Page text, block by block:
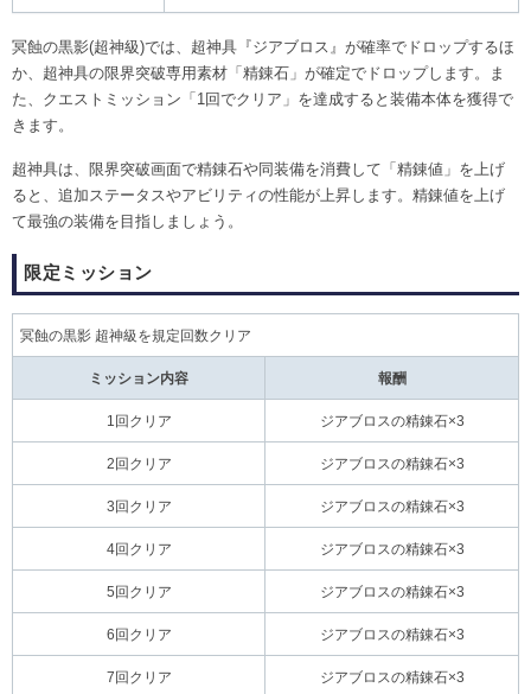
冥蝕の黒影(超神級)では、超神具『ジアブロス』が確率でドロップするほ
か、超神具の限界突破専用素材「精錬石」が確定でドロップします。ま
た、クエストミッション「1回でクリア」を達成すると装備本体を獲得で
きます。
超神具は、限界突破画面で精錬石や同装備を消費して「精錬値」を上げ
ると、追加ステータスやアビリティの性能が上昇します。精錬値を上げ
て最強の装備を目指しましょう。
限定ミッション
冥蝕の黒影 超神級を規定回数クリア
ミッション内容 報酬
1回クリア ジアブロスの精錬石×3
2回クリア ジアブロスの精錬石×3
3回クリア ジアブロスの精錬石×3
4回クリア ジアブロスの精錬石×3
5回クリア ジアブロスの精錬石×3
6回クリア ジアブロスの精錬石×3
7回クリア ジアブロスの精錬石×3